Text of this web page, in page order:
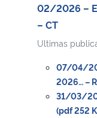
Ministério do
Controladoria-Geral da
Ministério da Mulher, da
Secretaria-Geral
02/2026 –
– CT
Ultimas
07/04/
2026… –
31/03/
(pdf 252